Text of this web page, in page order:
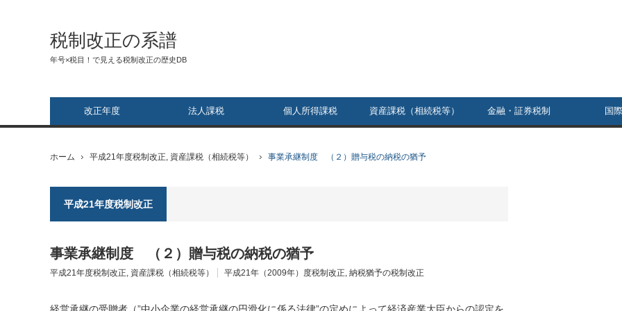
税制改正の系譜
年号×税目！で見える税制改正の歴史DB
改正年度 法人課税 個人所得課税 資産課税（相続税等） 金融・証券税制 国
ホーム 平成21年度税制改正, 資産課税（相続税等） 事業承継制度 （２）贈与税の納税の猶予
平成21年度税制改正
事業承継制度 （２）贈与税の納税の猶予
平成21年度税制改正, 資産課税（相続税等） 平成21年（2009年）度税制改正, 納税猶予の税制改正